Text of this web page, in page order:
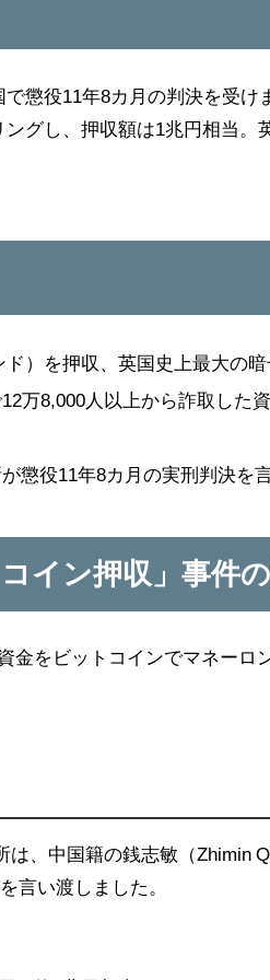
懲役11年8カ月の判決を受け
グし、押収額は1兆円相当。
）を押収、英国史上最大の
万8,000人以上から詐取した
懲役11年8カ月の実刑判決を
イン押収」事件
金をビットコインでマネーロ
、中国籍の銭志敏（Zhimin
言い渡しました。